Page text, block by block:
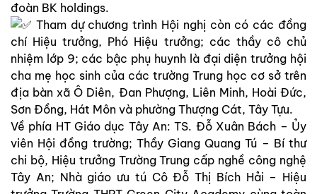
đoàn BK holdings.
Tham dự chương trình Hội nghị còn có các đồng
chí Hiệu trưởng, Phó Hiệu trưởng; các thầy cô chủ
nhiệm lớp 9; các bậc phụ huynh là đại diện trưởng hội
cha mẹ học sinh của các trường Trung học cơ sở trên
địa bàn xã Ô Diên, Đan Phượng, Liên Minh, Hoài Đức,
Sơn Đồng, Hát Môn và phường Thượng Cát, Tây Tựu.
Về phía HT Giáo dục Tây An: TS. Đỗ Xuân Bách – Ủy
viên Hội đồng trường; Thầy Giang Quang Tú – Bí thư
chi bộ, Hiệu trưởng Trường Trung cấp nghề công nghệ
Tây An; Nhà giáo ưu tú Cô Đỗ Thị Bích Hải – Hiệu